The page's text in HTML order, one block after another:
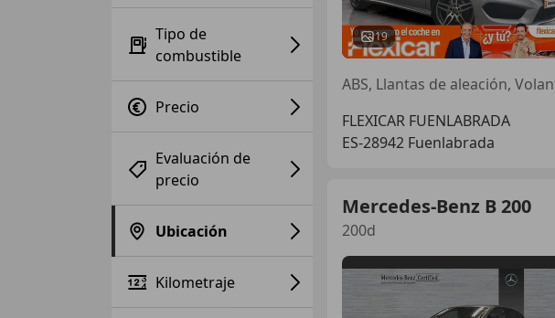
Tipo de
combustible
Precio
Evaluación de
precio
Ubicación
Kilometraje
19
ABS, Llantas de aleación,
FLEXICAR FUENLABRADA
ES-28942 Fuenlabrada
Mercedes-Benz B 200
200d